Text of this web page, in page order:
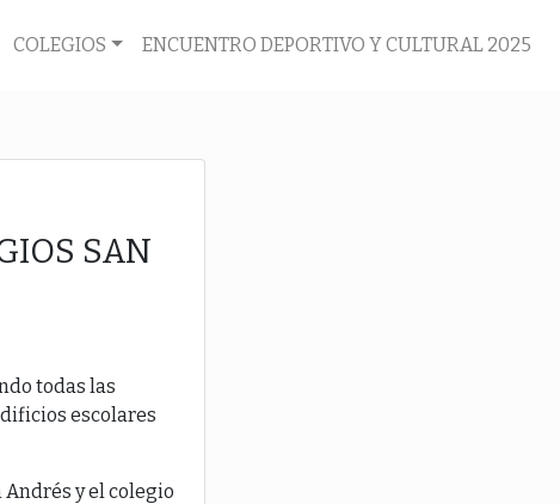
COLEGIOS ENCUENTRO DEPORTIVO Y CULTURAL 2025
SAN
todas las
escolares
Andrés y el colegio